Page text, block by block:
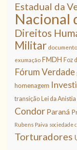
Estadual da
Nacional
Direitos
Militar
exumação FMDH Foz
Fórum Verdade
homenagem
transição Lei da Anistia
Condor Paraná
Rubens Paiva sociedade
Torturadores